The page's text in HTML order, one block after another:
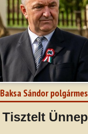
Baksa Sándor
Tisztelt